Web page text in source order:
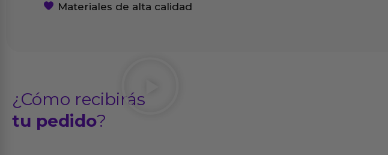
Materiales de alta calidad
¿Cómo recibirás
tu pedido?